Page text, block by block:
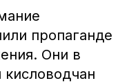
пропаганде
Они в